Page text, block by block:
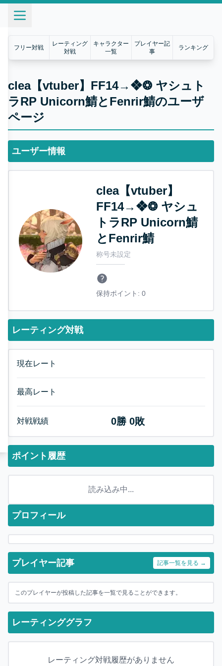
フリー対戦
レーティング
対戦
キャラクター
一覧
プレイヤー記
事
ランキング
clea【vtuber】FF14→❖❂ ヤシュト
ラRP Unicorn鯖とFenrir鯖のユーザ
ページ
ユーザー情報
clea【vtuber】
FF14→❖❂ ヤシュ
トラRP Unicorn鯖
とFenrir鯖
称号未設定
保持ポイント: 0
レーティング対戦
現在レート
最高レート
対戦戦績 0勝 0敗
ポイント履歴
読み込み中...
プロフィール
プレイヤー記事 記事一覧を見る →
このプレイヤーが投稿した記事を一覧で見ることができます。
レーティンググラフ
レーティング対戦履歴がありません